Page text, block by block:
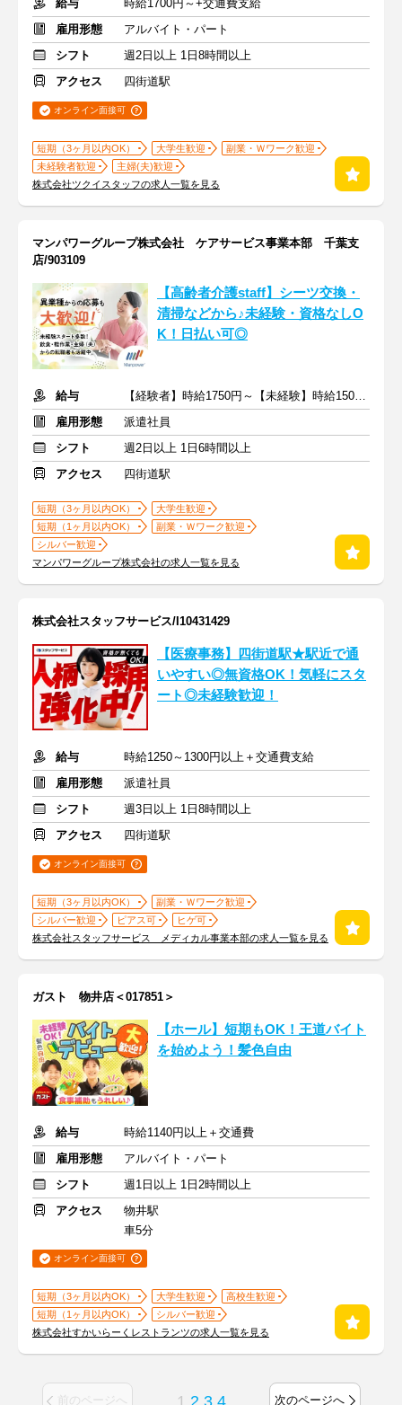
給与
時給1700円～+交通費支給
雇用形態
アルバイト・パート
シフト
週2日以上 1日8時間以上
アクセス
四街道駅
オンライン面接可
短期（3ヶ月以内OK） 大学生歓迎
副業・Ｗワーク歓迎
未経験者歓迎
主婦(夫)歓迎
株式会社ツクイスタッフの求人一覧を見る
マンパワーグループ株式会社 ケアサービス事業本部 千葉支
店/903109
【高齢者介護staff】シーツ交換・
清掃などから♪未経験・資格なしO
K！日払い可◎
給与
【経験者】時給1750円～【未経験】時給1500円～ ※交通費全額
雇用形態
派遣社員
シフト
週2日以上 1日6時間以上
アクセス
四街道駅
短期（3ヶ月以内OK）
大学生歓迎
短期（1ヶ月以内OK）
副業・Ｗワーク歓迎
シルバー歓迎
マンパワーグループ株式会社の求人一覧を見る
株式会社スタッフサービス/I10431429
【医療事務】四街道駅★駅近で通
いやすい◎無資格OK！気軽にスタ
ート◎未経験歓迎！
給与
時給1250～1300円以上＋交通費支給
雇用形態
派遣社員
シフト
週3日以上 1日8時間以上
アクセス
四街道駅
オンライン面接可
短期（3ヶ月以内OK）
副業・Ｗワーク歓迎
シルバー歓迎
ピアス可
ヒゲ可
株式会社スタッフサービス メディカル事業本部の求人一覧を見る
ガスト 物井店＜017851＞
【ホール】短期もOK！王道バイト
を始めよう！髪色自由
給与
時給1140円以上＋交通費
雇用形態
アルバイト・パート
シフト
週1日以上 1日2時間以上
アクセス
物井駅
車5分
オンライン面接可
短期（3ヶ月以内OK） 大学生歓迎
高校生歓迎
短期（1ヶ月以内OK）
シルバー歓迎
株式会社すかいらーくレストランツの求人一覧を見る
前のページへ 次のページへ